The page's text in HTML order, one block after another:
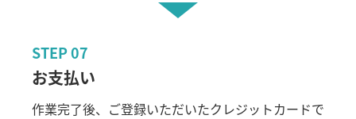
STEP07
お支払い
作業完了後、ご登録いただいたクレジットカードで